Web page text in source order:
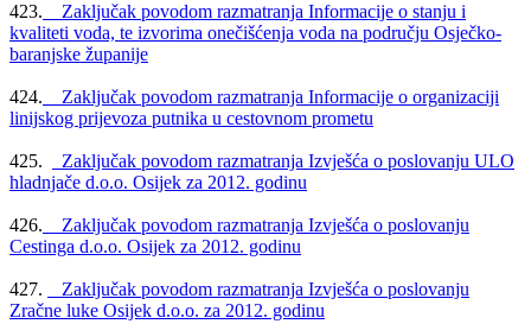
423. Zaključak povodom razmatranja Informacije o stanju i
kvaliteti voda, te izvorima onečišćenja voda na području Osječko-
baranjske županije
424. Zaključak povodom razmatranja Informacije o organizaciji
linijskog prijevoza putnika u cestovnom prometu
425.
Zaključak povodom razmatranja Izvješća o poslovanju ULO
hladnjače d.o.o. Osijek za 2012. godinu
426. Zaključak povodom razmatranja Izvješća o poslovanju
Cestinga d.o.o. Osijek za 2012. godinu
427.
Zaključak povodom razmatranja Izvješća o poslovanju
Zračne luke Osijek d.o.o. za 2012. godinu